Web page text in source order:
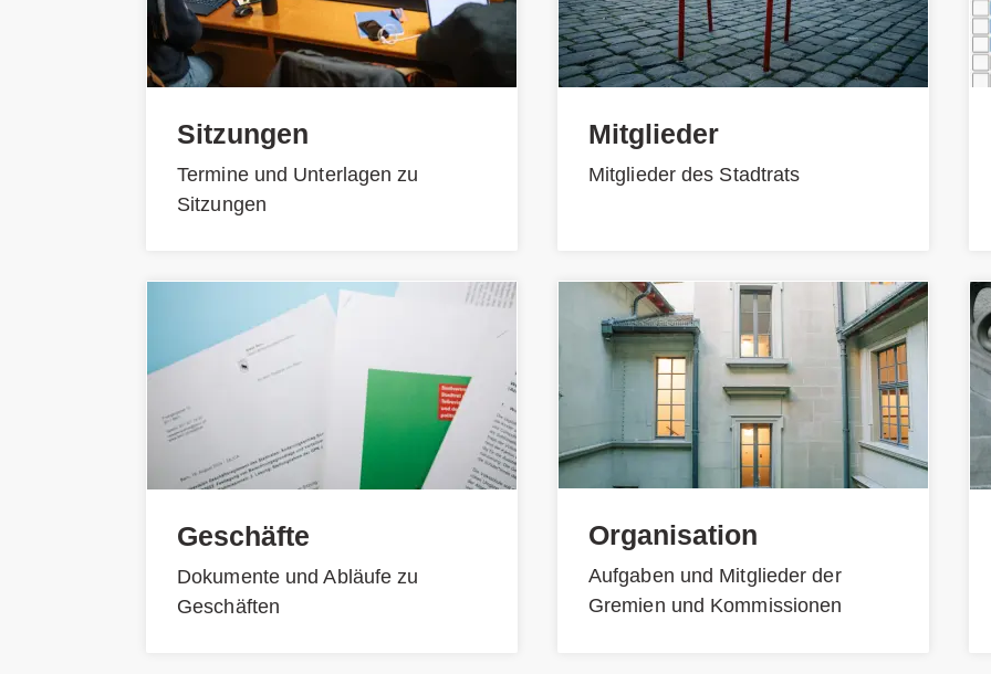
Sitzungen
Termine und Unterlagen zu
Sitzungen
Geschäfte
Dokumente und Abläufe zu
Geschäften
Mitglieder
Mitglieder des Stadtrats
Organisation
Aufgaben und Mitglieder der
Gremien und Kommissionen